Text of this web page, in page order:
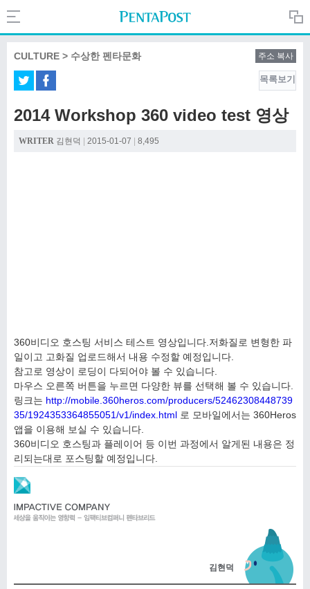
COMPANY
Search
PentaPost.net
CULTURE > 수상한 펜타문화 주소 복사
목록보기
2014 Workshop 360 video test 영상
WRITER 김현덕 2015-01-07 8,495
360비디오 호스팅 서비스 테스트 영상입니다.저화질로 변형한 파
일이고 고화질 업로드해서 내용 수정할 예정입니다.
참고로 영상이 로딩이 다되어야 볼 수 있습니다.
마우스 오른쪽 버튼을 누르면 다양한 뷰를 선택해 볼 수 있습니다.
링크는 http://mobile.360heros.com/producers/52462308448739
35/1924353364855051/v1/index.html 로 모바일에서는 360Heros
앱을 이용해 보실 수 있습니다.
360비디오 호스팅과 플레이어 등 이번 과정에서 알게된 내용은 정
리되는대로 포스팅할 예정입니다.
김현덕